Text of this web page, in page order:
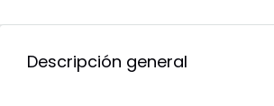
Descripción general